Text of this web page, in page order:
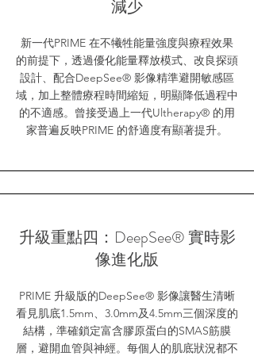
減少
新一代PRIME 在不犧牲能量強度與療程效果
的前提下，透過優化能量釋放模式、改良探頭
設計、配合DeepSee® 影像精準避開敏感區
域，加上整體療程時間縮短，明顯降低過程中
的不適感。曾接受過上一代Ultherapy® 的用
家普遍反映PRIME 的舒適度有顯著提升。
升級重點四：DeepSee® 實時影
像進化版
PRIME 升級版的DeepSee® 影像讓醫生清晰
看見肌底1.5mm、3.0mm及4.5mm三個深度的
結構，準確鎖定富含膠原蛋白的SMAS筋膜
層，避開血管與神經。每個人的肌底狀況都不